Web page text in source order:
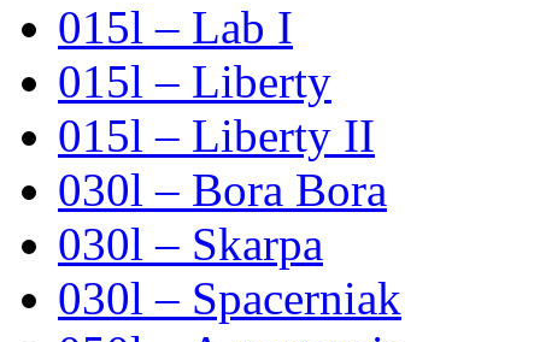
015l – Lab I
015l – Liberty
015l – Liberty II
030l – Bora Bora
030l – Skarpa
030l – Spacerniak